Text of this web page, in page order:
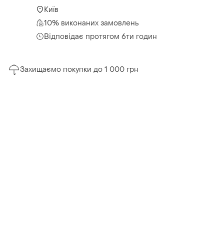
Київ
10% виконаних замовлень
Відповідає протягом 6ти годин
Захищаємо покупки до 1 000 грн